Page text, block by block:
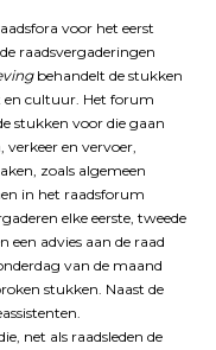
voor het eerst
raadsvergaderingen
behandelt de stukken
en cultuur. Het forum
stukken voor die gaan
en vervoer,
zoals algemeen
in het raadsforum
elke eerste, tweede
een advies aan de raad
van de maand
stukken. Naast de
net als raadsleden de